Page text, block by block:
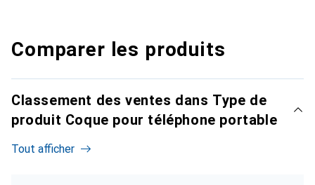
Comparer les produits
Classement des ventes dans Type de
produit Coque pour téléphone portable
Tout afficher